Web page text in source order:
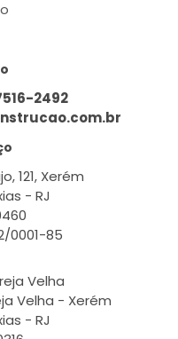
2492
121, Xerém
- RJ
0001-85
Velha
Velha - Xerém
- RJ